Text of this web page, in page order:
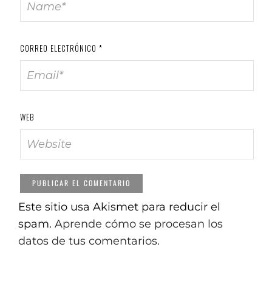
CORREO ELECTRÓNICO *
WEB
Este sitio usa Akismet para reducir el
spam. Aprende cómo se procesan los
datos de tus comentarios.